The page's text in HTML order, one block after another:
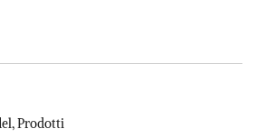
attuale
€ 55,00.
,Prodotti